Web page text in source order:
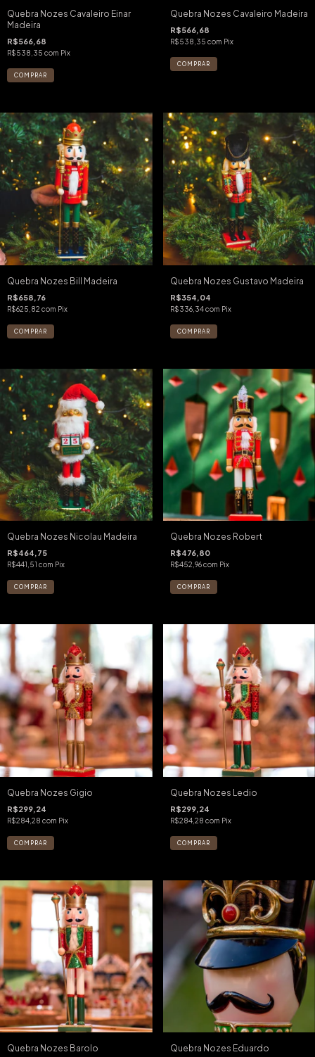
Quebra Nozes Cavaleiro Einar
Madeira
R$566,68
R$538,35 com Pix
Quebra Nozes Cavaleiro Madeira
R$566,68
R$538,35 com Pix
Quebra Nozes Bill Madeira
R$658,76
R$625,82 com Pix
Quebra Nozes Gustavo Madeira
R$354,04
R$336,34com Pix
Quebra Nozes Nicolau Madeira
R$464,75
R$441,51 com Pix
Quebra Nozes Robert
R$476,80
R$452,96com Pix
Quebra Nozes Gigio
R$299,24
R$284,28 com Pix
Quebra Nozes Ledio
R$299,24
R$284,28 com Pix
Quebra Nozes Barolo Quebra Nozes Eduardo